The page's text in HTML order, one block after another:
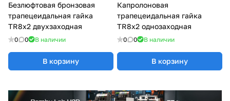
Безлюфтовая бронзовая
трапецеидальная гайка
TR8x2 двухзаходная
0 0 В наличии
В корзину
Капролоновая
трапецеидальная гайка
TR8x2 однозаходная
0 0 В наличии
В корзину